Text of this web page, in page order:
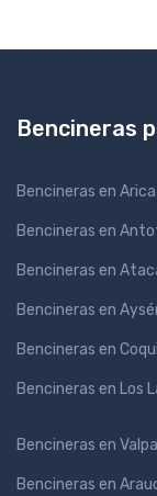
Bencineras
Bencineras en
Bencineras en
Bencineras en
Bencineras en
Bencineras en
Bencineras en Los
Bencineras en
Bencineras en